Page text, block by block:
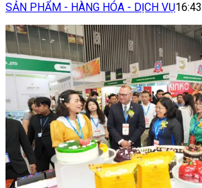
SẢN PHẨM - HÀNG HÓA - DỊCH VỤ16:43